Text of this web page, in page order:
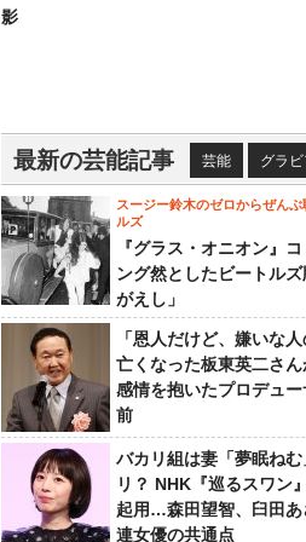
影
最新の芸能記事 芸能 グラビ
スージー鈴木のゼロからぜんぶ
ルズ
『グラス・オニオン』
ング然としたビートル
がえし」
「恩人だけど、嫌いな人
亡くなった板東英二さ
感情を抱いたプロデュー
前
バカリ組は妻「夢眠ねむ
リ？ NHK『巡るスワン
起用…森田望智、臼田あ
連女優の共通点